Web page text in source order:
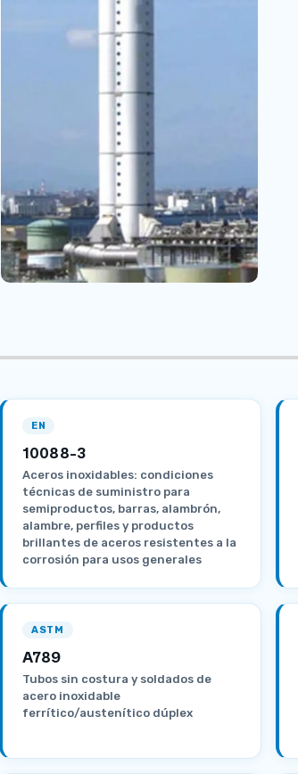
EN
10088-3
Aceros inoxidables: condiciones
técnicas de suministro para
semiproductos, barras, alambrón,
alambre, perfiles y productos
brillantes de aceros resistentes a la
corrosión para usos generales
ASTM
A789
Tubos sin costura y soldados de
acero inoxidable
ferrítico/austenítico dúplex